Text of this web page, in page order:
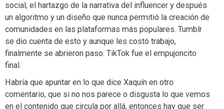
social, el hartazgo de la narrativa del influencer y después
un algoritmo y un diseño que nunca permitió la creación de
comunidades en las plataformas más populares. Tumblr
se dio cuenta de esto y aunque les costó trabajo,
finalmente se abrieron paso. TikTok fue el empujoncito
final.
Habría que apuntar en lo que dice Xaquín en otro
comentario, que si no nos parece o disgusta lo que vemos
en el contenido que circula por allá, entonces hay que ser